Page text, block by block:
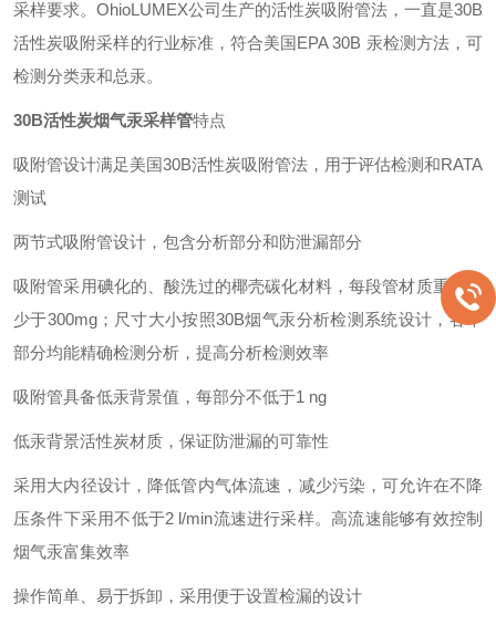
采样要求。OhioLUMEX公司生产的活性炭吸附管法，一直是30B
活性炭吸附采样的行业标准，符合美国EPA 30B 汞检测方法，可
检测分类汞和总汞。
30B活性炭烟气汞采样管特点
吸附管设计满足美国30B活性炭吸附管法，用于评估检测和RATA
测试
两节式吸附管设计，包含分析部分和防泄漏部分
吸附管采用碘化的、酸洗过的椰壳碳化材料，每段管材质重量不
少于300mg；尺寸大小按照30B烟气汞分析检测系统设计，各个
部分均能精确检测分析，提高分析检测效率
吸附管具备低汞背景值，每部分不低于1 ng
低汞背景活性炭材质，保证防泄漏的可靠性
采用大内径设计，降低管内气体流速，减少污染，可允许在不降
压条件下采用不低于2 l/min流速进行采样。高流速能够有效控制
烟气汞富集效率
操作简单、易于拆卸，采用便于设置检漏的设计